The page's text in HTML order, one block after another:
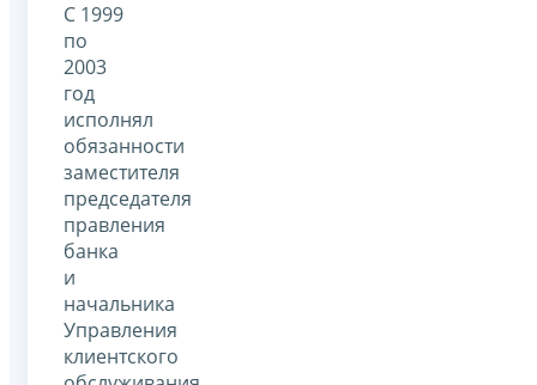
С 1999
по
2003
год
исполнял
обязанности
заместителя
председателя
правления
банка
и
начальника
Управления
клиентского